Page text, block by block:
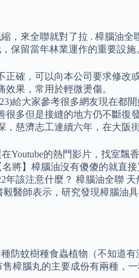
，來全聯就對了拉 . 樟腦油
保留當年林業運作的重要設施
確，可以向本公司要求修改或
果，常用於輕微燙傷。
給大家參考很多網友現在都
很多但是接縫的地方仍不斷
慈濟志工連續六年，在大阪
Youtube的熱門影片，找室
將】樟腦油沒有傻傻的就直
年該注意什麼？ 樟腦油全聯
醫師表示，研究發現樟腦
防蚊樹種食蟲植物（不知道
售樟腦丸的主要成份有兩種